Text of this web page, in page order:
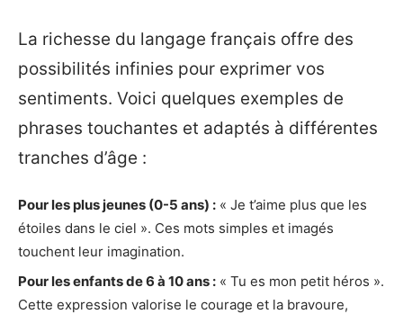
La richesse du langage français offre des
possibilités infinies pour exprimer vos
sentiments. Voici quelques exemples de
phrases touchantes et adaptés à différentes
tranches d’âge :
Pour les plus jeunes (0-5 ans) : « Je t’aime plus que les
étoiles dans le ciel ». Ces mots simples et imagés
touchent leur imagination.
Pour les enfants de 6 à 10 ans : « Tu es mon petit héros ».
Cette expression valorise le courage et la bravoure,